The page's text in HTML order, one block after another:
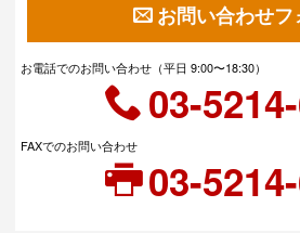
お問い合わせフ
お電話でのお問い合わせ（平日 9:00〜18:30）
03-
FAXでのお問い合わせ
03-